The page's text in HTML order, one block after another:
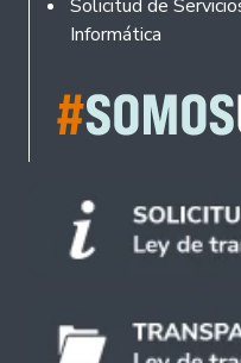
Solicitud de
Informática